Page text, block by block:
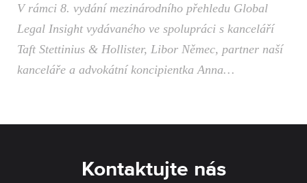
V rámci 8. vydání mezinárodního přehledu Global
Legal Insight vydávaného ve spolupráci s kanceláří
Taft Stettinius & Hollister, Libor Němec, partner naší
kanceláře a advokátní koncipientka Anna…
Kontaktujte nás